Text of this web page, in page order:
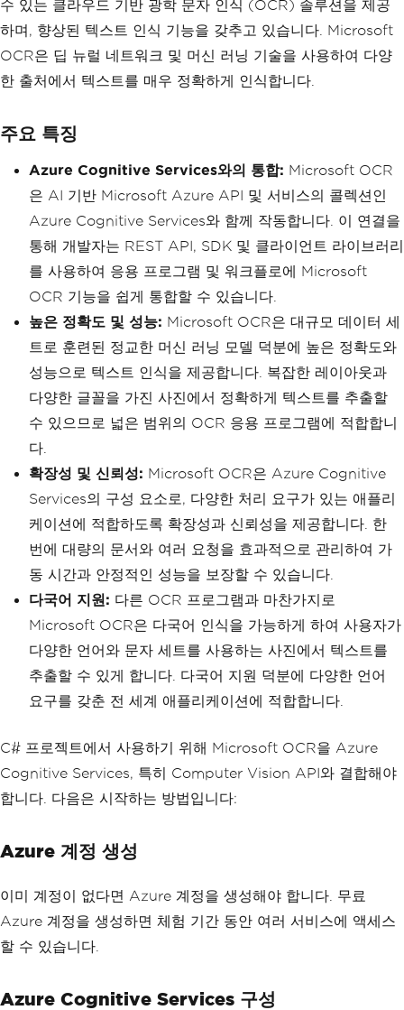
수 있는 클라우드 기반 광학 문자 인식 (OCR) 솔루션을 제공
하며, 향상된 텍스트 인식 기능을 갖추고 있습니다. Microsoft
OCR은 딥 뉴럴 네트워크 및 머신 러닝 기술을 사용하여 다양
한 출처에서 텍스트를 매우 정확하게 인식합니다.
주요 특징
Azure Cognitive Services와의 통합: Microsoft OCR
은 AI 기반 Microsoft Azure API 및 서비스의 콜렉션인
Azure Cognitive Services와 함께 작동합니다. 이 연결을
통해 개발자는 REST API, SDK 및 클라이언트 라이브러리
를 사용하여 응용 프로그램 및 워크플로에 Microsoft
OCR 기능을 쉽게 통합할 수 있습니다.
높은 정확도 및 성능: Microsoft OCR은 대규모 데이터 세
트로 훈련된 정교한 머신 러닝 모델 덕분에 높은 정확도와
성능으로 텍스트 인식을 제공합니다. 복잡한 레이아웃과
다양한 글꼴을 가진 사진에서 정확하게 텍스트를 추출할
수 있으므로 넓은 범위의 OCR 응용 프로그램에 적합합니
다.
확장성 및 신뢰성: Microsoft OCR은 Azure Cognitive
Services의 구성 요소로, 다양한 처리 요구가 있는 애플리
케이션에 적합하도록 확장성과 신뢰성을 제공합니다. 한
번에 대량의 문서와 여러 요청을 효과적으로 관리하여 가
동 시간과 안정적인 성능을 보장할 수 있습니다.
다국어 지원: 다른 OCR 프로그램과 마찬가지로
Microsoft OCR은 다국어 인식을 가능하게 하여 사용자가
다양한 언어와 문자 세트를 사용하는 사진에서 텍스트를
추출할 수 있게 합니다. 다국어 지원 덕분에 다양한 언어
요구를 갖춘 전 세계 애플리케이션에 적합합니다.
C# 프로젝트에서 사용하기 위해 Microsoft OCR을 Azure
Cognitive Services, 특히 Computer Vision API와 결합해야
합니다. 다음은 시작하는 방법입니다:
Azure 계정 생성
이미 계정이 없다면 Azure 계정을 생성해야 합니다. 무료
Azure 계정을 생성하면 체험 기간 동안 여러 서비스에 액세스
할 수 있습니다.
Azure Cognitive Services 구성